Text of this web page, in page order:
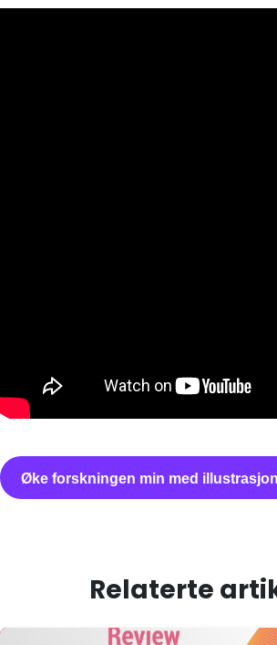
Øke forskningen min med
Relaterte